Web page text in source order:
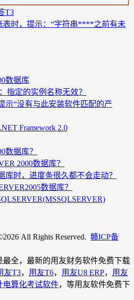
T3
表时，提示：“字符串****之前有未
数据库
指定的实例名称无效？
示“没有与此安装软件匹配的产
Framework 2.0
数据库？
2000数据库？
库时，进度条很久都不会走动？
数据库？
2026 All Rights Reserved. 赣ICP备
最全，最新的用友财务软件免费下载
友T3， 用友T6， 用友U8 ERP， 用友
电算化考试软件，等用友软件免费下